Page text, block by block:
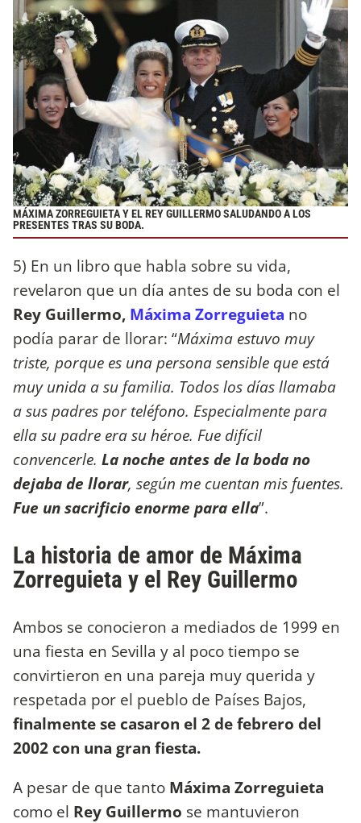
MÁXIMA ZORREGUIETA Y EL REY GUILLERMO SALUDANDO A LOS
PRESENTES TRAS SU BODA.
5) En un libro que habla sobre su vida,
revelaron que un día antes de su boda con el
Rey Guillermo, Máxima Zorreguieta no
podía parar de llorar: “Máxima estuvo muy
triste, porque es una persona sensible que está
muy unida a su familia. Todos los días llamaba
a sus padres por teléfono. Especialmente para
ella su padre era su héroe. Fue difícil
convencerle. La noche antes de la boda no
dejaba de llorar, según me cuentan mis fuentes.
Fue un sacrificio enorme para ella”.
La historia de amor de Máxima
Zorreguieta y el Rey Guillermo
Ambos se conocieron a mediados de 1999 en
una fiesta en Sevilla y al poco tiempo se
convirtieron en una pareja muy querida y
respetada por el pueblo de Países Bajos,
finalmente se casaron el 2 de febrero del
2002 con una gran fiesta.
A pesar de que tanto Máxima Zorreguieta
como el Rey Guillermo se mantuvieron